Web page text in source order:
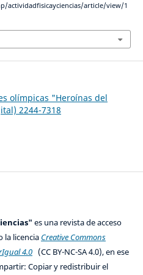
actividadfisicayciencias/article/view/1
olímpicas "Heroínas del
2244-7318
es una revista de acceso
licencia Creative Commons
4.0(CC BY-NC-SA 4.0), en ese
Copiar y redistribuir el